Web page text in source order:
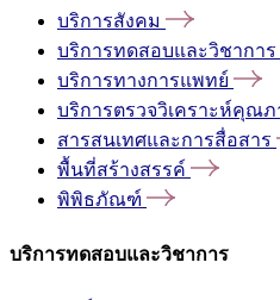
บริการสังคม
บริการทดสอบและวิชาการ
บริการทางการแพทย์
บริการตรวจวิเคราะห์คุณภ
สารสนเทศและการสื่อสาร
พื้นที่สร้างสรรค์
พิพิธภัณฑ์
บริการทดสอบและวิชาการ